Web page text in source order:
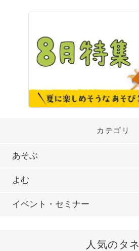
カテゴリ
あそぶ
よむ
イベント・セミナー
人気のタネ